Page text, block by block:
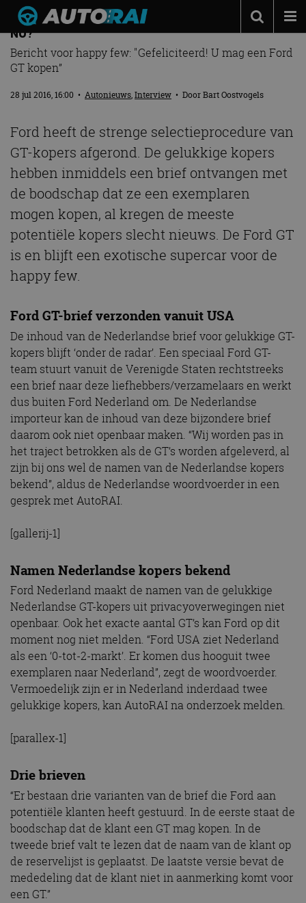
Autonieuws
Podcast
Autotests
Automerken
Adverteren
Contact
MotorRAI.nl
FORD GT: U KOMT OP DE RESERVELIJST, WAT
NU?
Bericht voor happy few: "Gefeliciteerd! U mag een Ford
GT kopen”
28 jul 2016, 16:00 • Autonieuws,Interview • DoorBart Oostvogels
Ford heeft de strenge selectieprocedure van
GT-kopers afgerond. De gelukkige kopers
hebben inmiddels een brief ontvangen met
de boodschap dat ze een exemplaren
mogen kopen, al kregen de meeste
potentiële kopers slecht nieuws. De Ford GT
is en blijft een exotische supercar voor de
happy few.
Ford GT-brief verzonden vanuit USA
De inhoud van de Nederlandse brief voor gelukkige GT-
kopers blijft ‘onder de radar’. Een speciaal Ford GT-
team stuurt vanuit de Verenigde Staten rechtstreeks
een brief naar deze liefhebbers/verzamelaars en werkt
dus buiten Ford Nederland om. De Nederlandse
importeur kan de inhoud van deze bijzondere brief
daarom ook niet openbaar maken. “Wij worden pas in
het traject betrokken als de GT’s worden afgeleverd, al
zijn bij ons wel de namen van de Nederlandse kopers
bekend”, aldus de Nederlandse woordvoerder in een
gesprek met AutoRAI.
[gallerij-1]
Namen Nederlandse kopers bekend
Ford Nederland maakt de namen van de gelukkige
Nederlandse GT-kopers uit privacyoverwegingen niet
openbaar. Ook het exacte aantal GT’s kan Ford op dit
moment nog niet melden. “Ford USA ziet Nederland
als een ‘0-tot-2-markt’. Er komen dus hooguit twee
exemplaren naar Nederland”, zegt de woordvoerder.
Vermoedelijk zijn er in Nederland inderdaad twee
gelukkige kopers, kan AutoRAI na onderzoek melden.
[parallex-1]
Drie brieven
“Er bestaan drie varianten van de brief die Ford aan
potentiële klanten heeft gestuurd. In de eerste staat de
boodschap dat de klant een GT mag kopen. In de
tweede brief valt te lezen dat de naam van de klant op
de reservelijst is geplaatst. De laatste versie bevat de
mededeling dat de klant niet in aanmerking komt voor
een GT.”